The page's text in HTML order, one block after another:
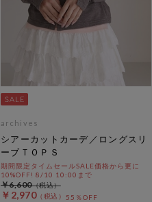
archives
シアーカットカーデ／ロングスリ
ーブＴＯＰＳ
期間限定タイムセールSALE価格から更に
10%OFF! 8/10 10:00まで
￥2,970 55％OFF
￥6,600